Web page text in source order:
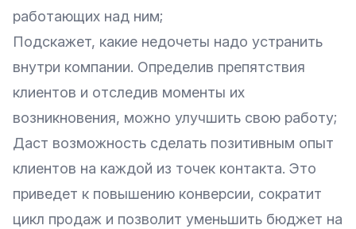
работающих над ним;
Подскажет, какие недочеты надо устранить
внутри компании. Определив препятствия
клиентов и отследив моменты их
возникновения, можно улучшить свою работу;
Даст возможность сделать позитивным опыт
клиентов на каждой из точек контакта. Это
приведет к повышению конверсии, сократит
цикл продаж и позволит уменьшить бюджет на